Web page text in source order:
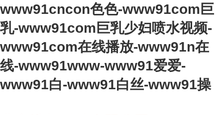
www91cncon色色-www91com巨
乳-www91com巨乳少妇喷水视频-
www91com在线播放-www91n在
线-www91www-www91爱爱-
www91白-www91白丝-www91操